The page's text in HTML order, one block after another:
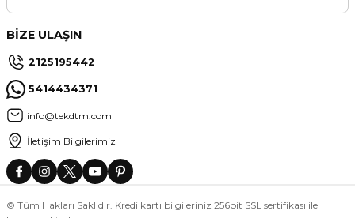
BİZE ULAŞIN
2125195442
5414434371
info@tekdtm.com
İletişim Bilgilerimiz
© Tüm Hakları Saklıdır. Kredi kartı bilgileriniz 256bit SSL sertifikası ile